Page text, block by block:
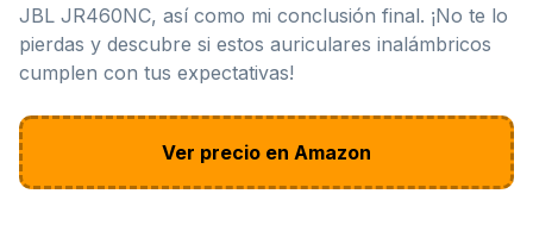
JBL JR460NC, así como mi conclusión final. ¡No te lo
pierdas y descubre si estos auriculares inalámbricos
cumplen con tus expectativas!
Ver precio en Amazon